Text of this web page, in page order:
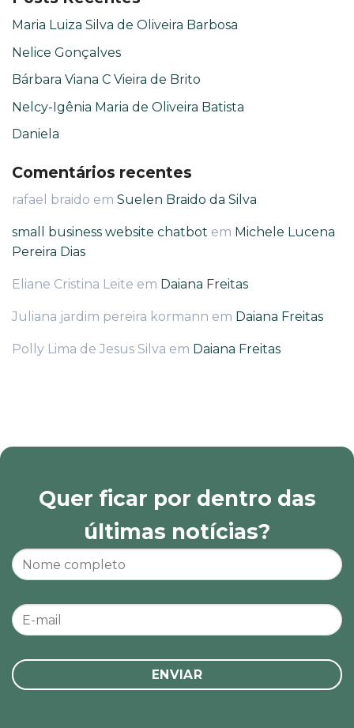
Maria Luiza Silva de Oliveira Barbosa
Nelice Gonçalves
Bárbara Viana C Vieira de Brito
Nelcy-Igênia Maria de Oliveira Batista
Daniela
Comentários recentes
rafael braido em Suelen Braido da Silva
small business website chatbot em Michele Lucena
Pereira Dias
Eliane Cristina Leite em Daiana Freitas
Juliana jardim pereira kormann em Daiana Freitas
Polly Lima de Jesus Silva em Daiana Freitas
Quer ficar por dentro das
últimas notícias?